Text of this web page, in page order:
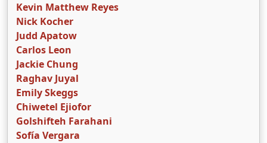
Kevin Matthew Reyes
Nick Kocher
Judd Apatow
Carlos Leon
Jackie Chung
Raghav Juyal
Emily Skeggs
Chiwetel Ejiofor
Golshifteh Farahani
Sofía Vergara